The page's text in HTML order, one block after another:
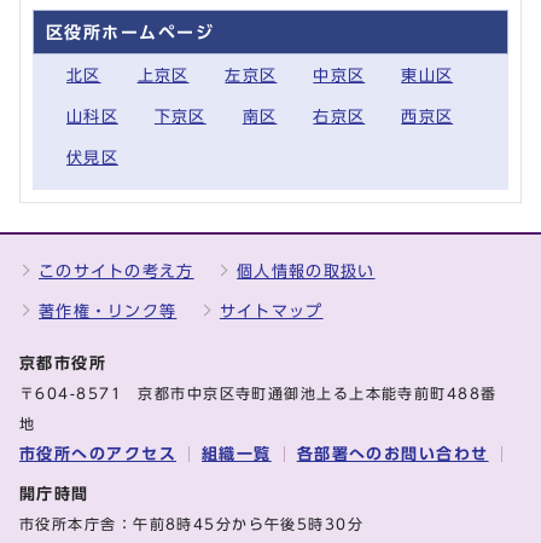
区役所ホームページ
北区 上京区 左京区 中京区 東山区
山科区 下京区 南区 右京区 西京区
伏見区
このサイトの考え方 個人情報の取扱い
著作権・リンク等 サイトマップ
京都市役所
〒604-8571 京都市中京区寺町通御池上る上本能寺前町488番
地
市役所へのアクセス 組織一覧 各部署へのお問い合わせ
開庁時間
市役所本庁舎：午前8時45分から午後5時30分